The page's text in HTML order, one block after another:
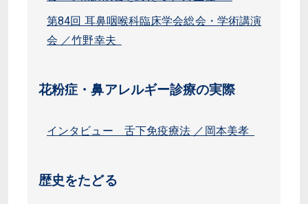
第84回 耳鼻咽喉科臨床学会総会・学術講演
会 ／竹野幸夫
花粉症・鼻アレルギー診療の実際
インタビュー 舌下免疫療法 ／岡本美孝
歴史をたどる